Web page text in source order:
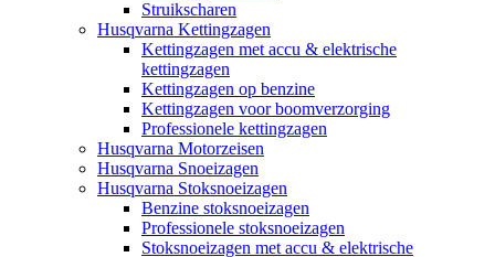
Struikscharen
Husqvarna Kettingzagen
Kettingzagen met accu & elektrische
kettingzagen
Kettingzagen op benzine
Kettingzagen voor boomverzorging
Professionele kettingzagen
Husqvarna Motorzeisen
Husqvarna Snoeizagen
Husqvarna Stoksnoeizagen
Benzine stoksnoeizagen
Professionele stoksnoeizagen
Stoksnoeizagen met accu & elektrische